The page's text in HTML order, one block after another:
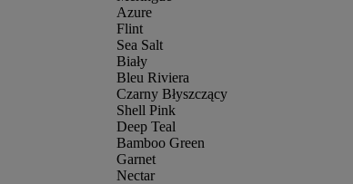
Azure
Flint
Sea Salt
Biały
Bleu Riviera
Czarny Błyszczący
Shell Pink
Deep Teal
Bamboo Green
Garnet
Nectar